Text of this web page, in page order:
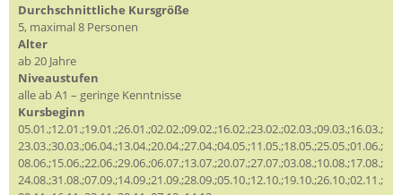
Durchschnittliche Kursgröße
5, maximal 8 Personen
Alter
ab 20 Jahre
Niveaustufen
alle ab A1 – geringe Kenntnisse
Kursbeginn
05.01.;12.01.;19.01.;26.01.;02.02.;09.02.;16.02.;23.02.;02.03.;09.03.;16.03.;
23.03.;30.03.;06.04.;13.04.;20.04.;27.04.;04.05.;11.05.;18.05.;25.05.;01.06.;
08.06.;15.06.;22.06.;29.06.;06.07.;13.07.;20.07.;27.07.;03.08.;10.08.;17.08.;
24.08.;31.08.;07.09.;14.09.;21.09.;28.09.;05.10.;12.10.;19.10.;26.10.;02.11.;